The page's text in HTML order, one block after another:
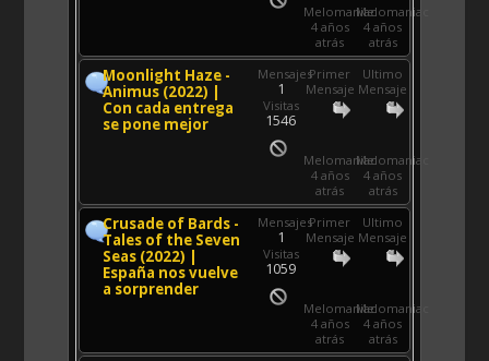
Melomaniac
4 años
atrás
Melomaniac
4 años
atrás
Moonlight Haze -
Animus (2022) |
Con cada entrega
se pone mejor
Ultimo
Mensaje
Melomaniac
4 años
atrás
Primer
Mensaje
Melomaniac
4 años
atrás
Mensajes
1
Visitas
1546
Crusade of Bards -
Tales of the Seven
Seas (2022) |
España nos vuelve
a sorprender
Ultimo
Mensaje
Melomaniac
4 años
atrás
Primer
Mensaje
Melomaniac
4 años
atrás
Mensajes
1
Visitas
1059